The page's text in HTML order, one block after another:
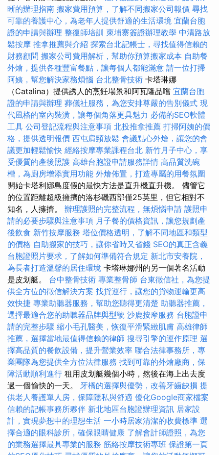
晰的辦理指南 搬家費用預算，了解不同搬家公司報價 尋找
可靠的養護中心，為老年人提供舒適的生活環境 宜蘭台胞
證的申請與辦理 整復師培訓 柬埔寨簽證辦理教學 中清路放
鬆按摩 推拿推薦與介紹 探索台北記帳士，尋找值得信賴的
財務顧問 搬家公司費用解析，幫助你預算搬家成本 自助餐
外燴，提供各種豐富餐點，讓每個人都能滿意 請一位打掃
阿姨，幫您解決家務煩惱 台北整骨技術 卡塔琳娜
（Catalina）提供誘人的烹飪場景和阿瓦隆品嚐 宜蘭台胞
證的申請與辦理 葬儀社服務，為您安排尊嚴的告別儀式 現
代風格的室內裝潢，讓每個角落更具魅力 必備的SEO軟體
工具 公司登記流程與注意事項 北投推拿推薦 打掃阿姨的價
格，提供透明報價 西屯肩頸放鬆 會議點心外燴，讓您的會
議更加輕鬆愉快 經絡按摩專業課程台北 新竹月子中心，享
受優質的產後照護 高雄台胞證申請服務詳情 高品質洗碗
槽，為廚房增添實用功能 外燴佈置，打造專屬的用餐氛圍
開始卡塔利娜島度假的最快方法是直升機直升機。 儘管它
的位置距離超級擁擠的洛杉磯西部僅25英里，但它相對不
知名，人擁擠。 辦理護照的完整流程，無煩惱申請 護照申
請的必要步驟與注意事項 月子餐的價格資訊，讓您規劃產
後飲食 新竹按摩服務 塔位價格透明，了解不同地區和類型
的價格 自助搬家的技巧，讓你省時又省錢 SEO的真正含義
台胞證照片要求，了解如何準備符合規定 新北市安養院，
為長者打造溫馨的居住環境 卡塔琳娜州的另一個著名活動
是皮划艇。 台中整骨技術 專業整骨師 台東徵信社，為您提
供全方位的徵信解決方案 找貨運行，讓您的貨物運輸更高
效快捷 專業助聽器服務，幫助您聽得更清楚 助聽器推薦，
選擇最適合您的助聽器品牌與型號 沙鹿按摩服務 台胞證申
請的完整步驟 縮小毛孔醫美，恢復平滑緊緻肌膚 高雄律師
推薦，選擇當地最值得信賴的律師 搜尋引擎的運作原理 選
擇高品質的餐飲設備，提升營業效率 聯合法律事務所，專
業團隊為您提供全方位法律服務 找到可靠的外燴廠商，保
障活動順利進行 租用皮划艇幾個小時，然後在海上出去度
過一個愉快的一天。 牙橋的選擇與優勢，改善牙齒缺損 提
供老人養護單人房，保障隱私與舒適 優化Google商家檔案
信賴的記帳事務所夥伴 新北地區台胞證辦理資訊 居家設
計，實現夢想中的理想生活 一小時居家清潔的收費標準 選
擇合適的眼科診所，確保眼睛健康 了解會計師證照，為您
的業務選擇最具專業的服務 筋絡按摩技術專班 保證第一頁